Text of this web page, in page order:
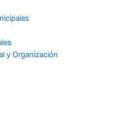
y Organización